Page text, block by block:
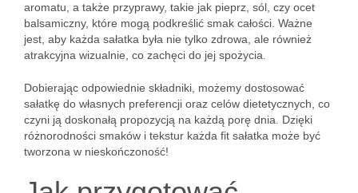
aromatu, a także przyprawy, takie jak pieprz, sól, czy ocet
balsamiczny, które mogą podkreślić smak całości. Ważne
jest, aby każda sałatka była nie tylko zdrowa, ale również
atrakcyjna wizualnie, co zachęci do jej spożycia.
Dobierając odpowiednie składniki, możemy dostosować
sałatkę do własnych preferencji oraz celów dietetycznych, co
czyni ją doskonałą propozycją na każdą porę dnia. Dzięki
różnorodności smaków i tekstur każda fit sałatka może być
tworzona w nieskończoność!